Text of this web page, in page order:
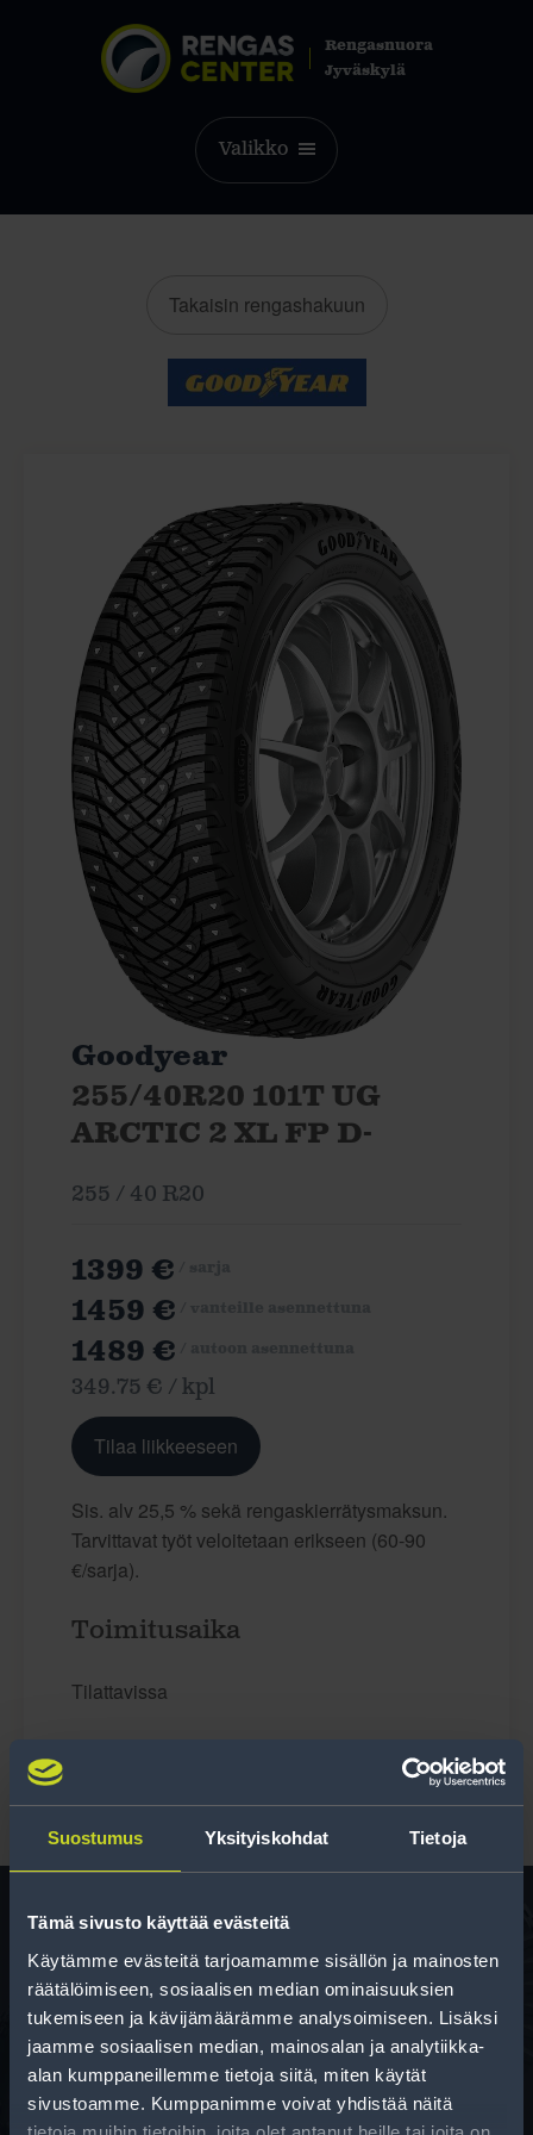
Suostumus Yksityiskohdat Tietoja
Tämä sivusto käyttää evästeitä
Käytämme evästeitä tarjoamamme sisällön ja mainosten
räätälöimiseen, sosiaalisen median ominaisuuksien
tukemiseen ja kävijämäärämme analysoimiseen. Lisäksi
jaamme sosiaalisen median, mainosalan ja analytiikka-
alan kumppaneillemme tietoja siitä, miten käytät
sivustoamme. Kumppanimme voivat yhdistää näitä
Rengasnuora
Jyväskylä
Valikko
Takaisin rengashakuun
Goodyear
255/40R20 101T UG
ARCTIC 2 XL FP D-
255 / 40 R20
1399 €
1459 €
1489 €
349.75 € / kpl
Tilaa liikkeeseen
Sis. alv 25,5 % sekä rengaskierrätysmaksun.
Tarvittavat työt veloitetaan erikseen (60-90
€/sarja).
Toimitusaika
Tilattavissa
Rengas­laskuri
Auttaa sinua valitsemaan oikean kokoisen renkaan,
kun vaihdat rengaskokoa.